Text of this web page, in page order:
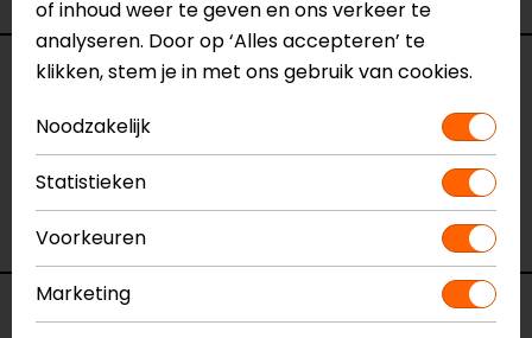
Specificaties
Naam
Charger Goggle
Model
7202011
Kleur
Oranje
Reviews (2)
of inhoud weer te geven en ons verkeer te
analyseren. Door op ‘Alles accepteren’ te
klikken, stem je in met ons gebruik van cookies.
Noodzakelijk
Statistieken
Voorkeuren
Marketing